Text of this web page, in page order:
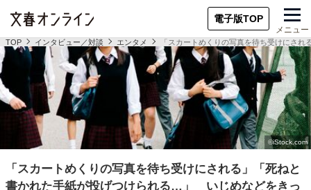
電子版TOP
メニュー
TOP インタビュー／対談 エンタメ 「スカートめくりの写真を待ち受けにさ
「スカートめくりの写真を待ち受けにされる」「死ねと
書かれた手紙が投げつけられる…」 いじめなどをきっ